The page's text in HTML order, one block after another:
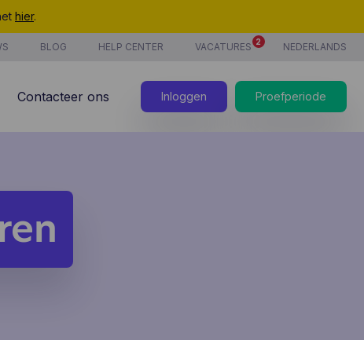
hier.
BLOG HELP CENTER VACATURES 2 NEDERLANDS
Contacteer ons Inloggen Proefperiode